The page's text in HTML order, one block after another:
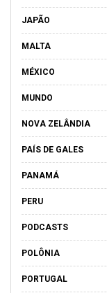
JAPÃO
MALTA
MÉXICO
MUNDO
NOVA ZELÂNDIA
PAÍS DE GALES
PANAMÁ
PERU
PODCASTS
POLÔNIA
PORTUGAL